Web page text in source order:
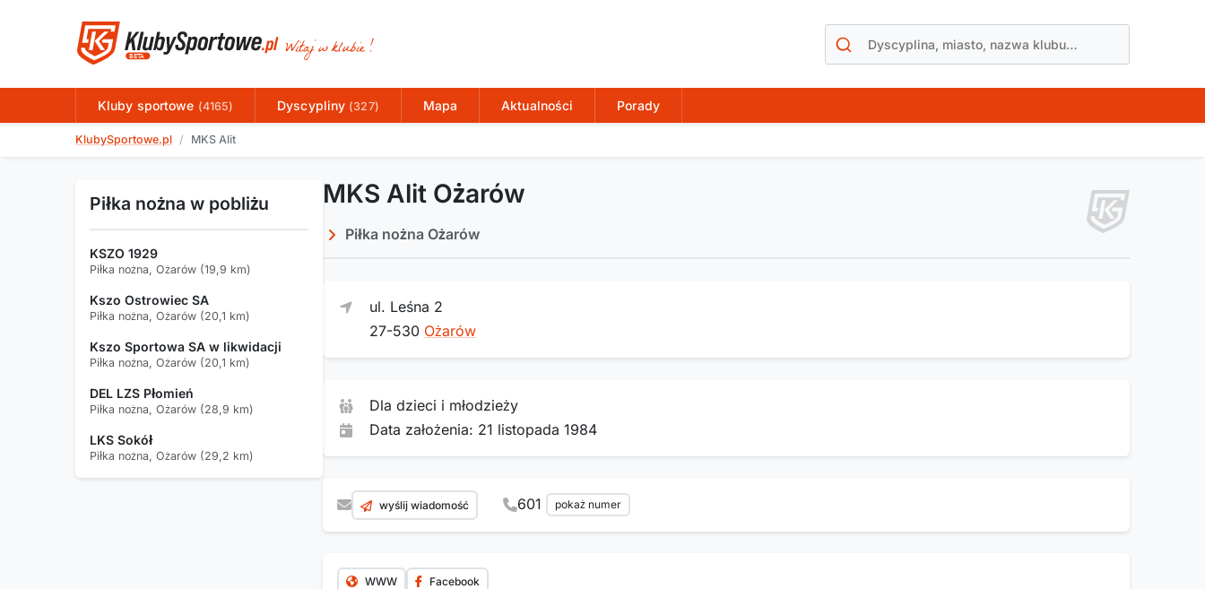
Kluby sportowe (4165) Dyscypliny (327) Mapa Aktualności Porady
KlubySportowe.pl MKS Alit
MKS Alit Ożarów
Piłka nożna Ożarów
ul. Leśna 2
27-530 Ożarów
Dla dzieci i młodzieży
Data założenia: 21 listopada 1984
wyślij wiadomość 601 pokaż numer
WWW Facebook
Piłka nożna w pobliżu
KSZO 1929
Piłka nożna, Ożarów (19,9 km)
Kszo Ostrowiec SA
Piłka nożna, Ożarów (20,1 km)
Kszo Sportowa SA w likwidacji
Piłka nożna, Ożarów (20,1 km)
DEL LZS Płomień
Piłka nożna, Ożarów (28,9 km)
LKS Sokół
Piłka nożna, Ożarów (29,2 km)